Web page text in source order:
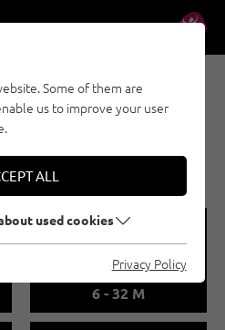
REGION IMST
PUTZEN
friendly
🔹
Route length
6 - 32 M
Some of them are
us to improve your user
ALL
used cookies
Privacy Policy